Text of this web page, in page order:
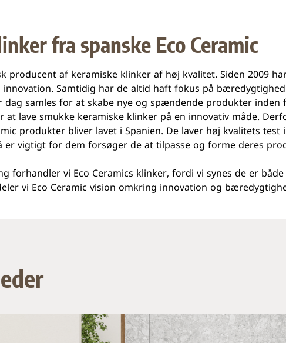
fra spanske Eco Ceramic
producent af keramiske klinker af høj kvalitet. Siden 2009
Samtidig har de altid haft fokus på
dag samles for at skabe nye og spændende produkter inden
at lave smukke keramiske klinker på en innovativ måde.
produkter bliver lavet i Spanien. De laver høj kvalitets
er vigtigt for dem forsøger de at tilpasse og forme deres
forhandler vi Eco Ceramics klinker, fordi vi synes de er
vi Eco Ceramic vision omkring innovation og